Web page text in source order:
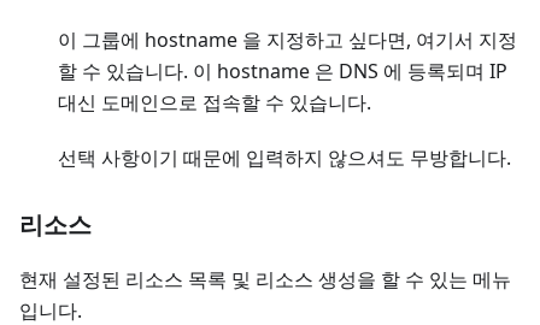
이 그룹에 hostname 을 지정하고 싶다면, 여기서 지정
할 수 있습니다. 이 hostname 은 DNS 에 등록되며 IP
대신 도메인으로 접속할 수 있습니다.
선택 사항이기 때문에 입력하지 않으셔도 무방합니다.
리소스
현재 설정된 리소스 목록 및 리소스 생성을 할 수 있는 메뉴
입니다.